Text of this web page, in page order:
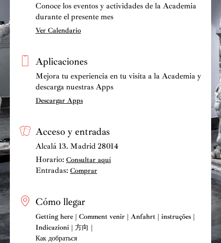
Conoce los eventos y actividades de la Academia
durante el presente mes
Ver Calendario
Aplicaciones
Mejora tu experiencia en tu visita a la Academia y
descarga nuestras Apps
Descargar Apps
Acceso y entradas
Alcalá 13. Madrid 28014
Horario: Consultar aquí
Entradas: Comprar
Cómo llegar
Getting here | Comment venir | Anfahrt | instruções |
Indicazioni | 方向 |
Как добраться